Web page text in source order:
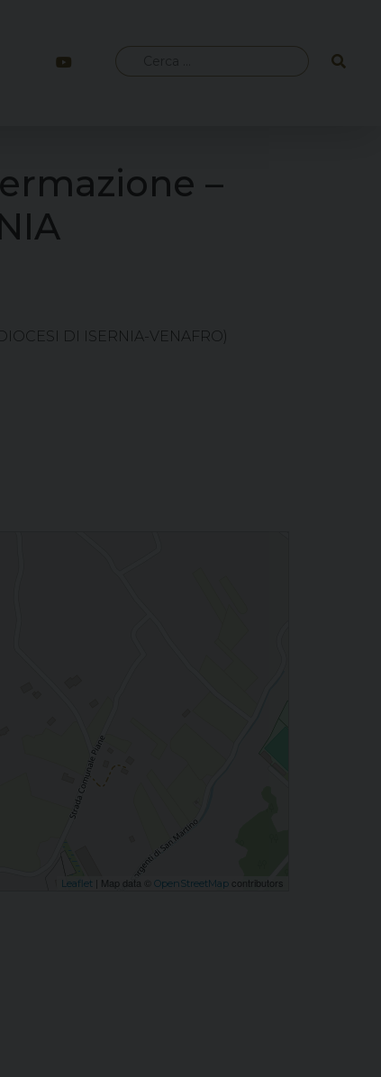
per:
–
DI ISERNIA-VENAFRO)
Leaflet | Map data © OpenStreetMap contributors